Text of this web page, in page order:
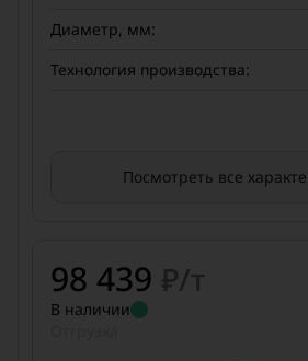
Диаметр, мм:
Технология производства:
Посмотреть все
98 439 ₽/т
В наличии